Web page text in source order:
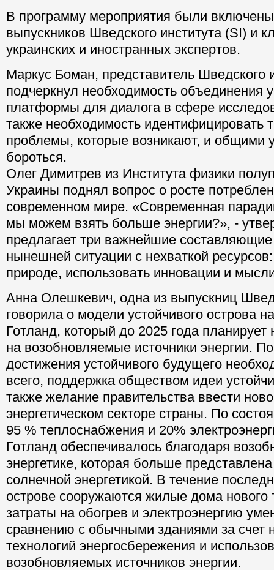
В программу мероприятия были
выпускников Шведского института (SI) и
украинских и иностранных экспертов.
Маркус Боман, представитель Шведского
подчеркнул необходимость объединения
платформы для диалога в сфере
также необходимость идентифицировать
проблемы, которые возникают, и общими
бороться.
Олег Димитрев из Института физики
Украины поднял вопрос о росте
современном мире. «Современная
мы можем взять больше энергии?», -
предлагает три важнейшие
нынешней ситуации с нехваткой
природе, использовать инновации и
Анна Олешкевич, одна из выпускниц
говорила о модели устойчивого острова
Готланд, который до 2025 года планирует
на возобновляемые источники энергии.
достижения устойчивого будущего
всего, поддержка обществом идеи
также желание правительства ввести
энергетическом секторе страны. По
95 % теплоснабжения и 20%
Готланд обеспечивалось благодаря
энергетике, которая больше
солнечной энергетикой. В течение
острове сооружаются жилые дома нового
затраты на обогрев и электроэнергию
сравнению с обычными зданиями за счет
технологий энергосбережения и
возобновляемых источников энергии.